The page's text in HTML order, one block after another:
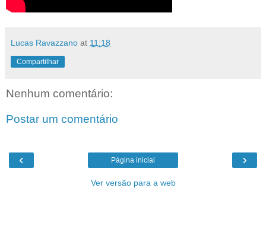
Lucas Ravazzano at 11:18
Compartilhar
Nenhum comentário:
Postar um comentário
‹ ›
Página inicial
Ver versão para a web